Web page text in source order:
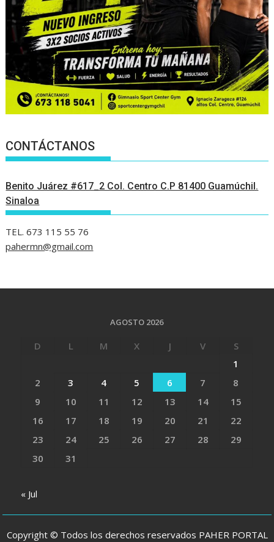
CONTÁCTANOS
Benito Juárez #617_2 Col. Centro C.P 81400 Guamúchil.
Sinaloa
TEL. 673 115 55 76
pahermn@gmail.com
AGOSTO 2026
D L M X J V
S
1
2
3 4 5 6 7
8
9
10 11 12 13 14
15
16
17 18 19 20 21
22
23
24 25 26 27 28
29
30
31
« Jul
Copyright © Todos los derechos reservados PAHER PORTAL